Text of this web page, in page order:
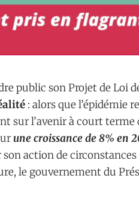
public son Projet de Loi
: alors que l’épidémie
sur l’avenir à court terme
une croissance de 8% en
action de
le gouvernement du